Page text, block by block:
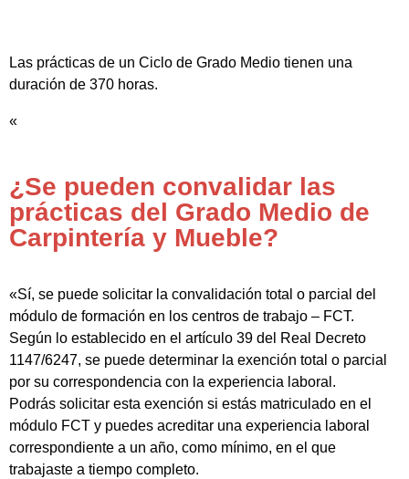
Las prácticas de un Ciclo de Grado Medio tienen una
duración de 370 horas.
«
¿Se pueden convalidar las
prácticas del Grado Medio de
Carpintería y Mueble?
«Sí, se puede solicitar la convalidación total o parcial del
módulo de formación en los centros de trabajo – FCT.
Según lo establecido en el artículo 39 del Real Decreto
1147/6247, se puede determinar la exención total o parcial
por su correspondencia con la experiencia laboral.
Podrás solicitar esta exención si estás matriculado en el
módulo FCT y puedes acreditar una experiencia laboral
correspondiente a un año, como mínimo, en el que
trabajaste a tiempo completo.